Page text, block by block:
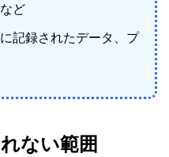
ど
記録されたデータ、プ
ない範囲